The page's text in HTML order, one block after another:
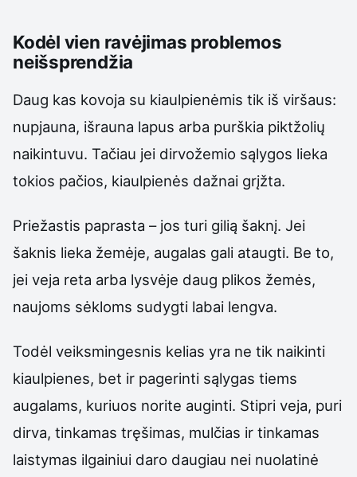
Kodėl vien ravėjimas problemos
neišsprendžia
Daug kas kovoja su kiaulpienėmis tik iš viršaus:
nupjauna, išrauna lapus arba purškia piktžolių
naikintuvu. Tačiau jei dirvožemio sąlygos lieka
tokios pačios, kiaulpienės dažnai grįžta.
Priežastis paprasta – jos turi gilią šaknį. Jei
šaknis lieka žemėje, augalas gali ataugti. Be to,
jei veja reta arba lysvėje daug plikos žemės,
naujoms sėkloms sudygti labai lengva.
Todėl veiksmingesnis kelias yra ne tik naikinti
kiaulpienes, bet ir pagerinti sąlygas tiems
augalams, kuriuos norite auginti. Stipri veja, puri
dirva, tinkamas tręšimas, mulčias ir tinkamas
laistymas ilgainiui daro daugiau nei nuolatinė